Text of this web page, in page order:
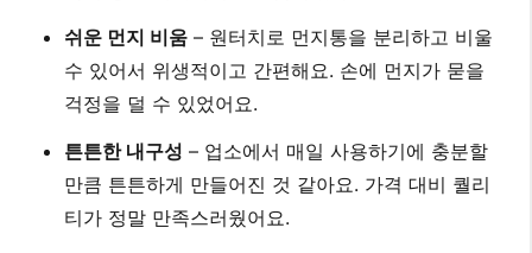
쉬운 먼지 비움 – 원터치로 먼지통을 분리하고 비울
수 있어서 위생적이고 간편해요. 손에 먼지가 묻을
걱정을 덜 수 있었어요.
튼튼한 내구성 – 업소에서 매일 사용하기에 충분할
만큼 튼튼하게 만들어진 것 같아요. 가격 대비 퀄리
티가 정말 만족스러웠어요.